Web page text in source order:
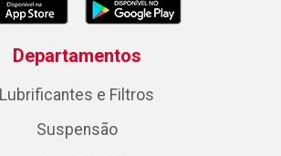
Departamentos
Lubrificantes e Filtros
Suspensão